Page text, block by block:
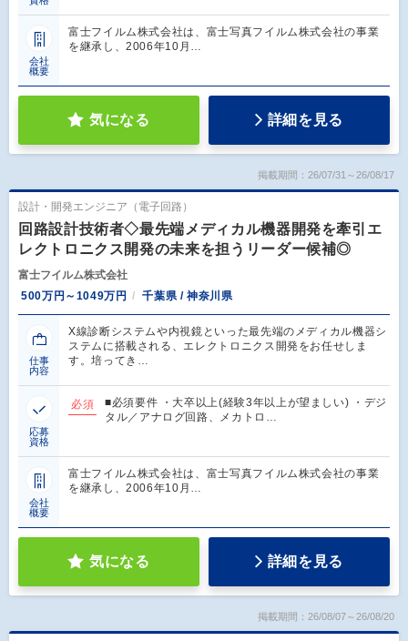
会社
概要
富士フイルム株式会社は、富士写真フイルム株式会社の事業
を継承し、2006年10月…
気になる 詳細を見る
掲載期間：26/07/31～26/08/17
設計・開発エンジニア（電子回路）
回路設計技術者◇最先端メディカル機器開発を牽引エ
レクトロニクス開発の未来を担うリーダー候補◎
富士フイルム株式会社
500万円～1049万円
千葉県 / 神奈川県
仕事
内容
X線診断システムや内視鏡といった最先端のメディカル機器シ
ステムに搭載される、エレクトロニクス開発をお任せしま
す。培ってき…
応募
資格
必須
■必須要件 ・大卒以上(経験3年以上が望ましい) ・デジ
タル／アナログ回路、メカトロ…
会社
概要
富士フイルム株式会社は、富士写真フイルム株式会社の事業
を継承し、2006年10月…
気になる 詳細を見る
掲載期間：26/08/07～26/08/20